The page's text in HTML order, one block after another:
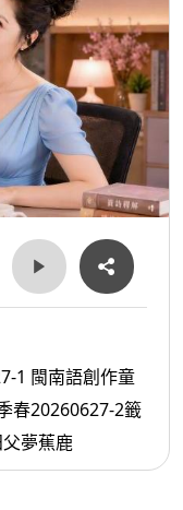
1 閩南語創作童
春20260627-2籤
夢蕉鹿